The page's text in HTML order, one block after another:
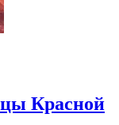
Красной